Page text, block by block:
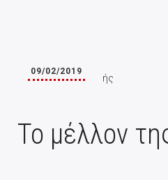
09/02/2019
Το μέλλον